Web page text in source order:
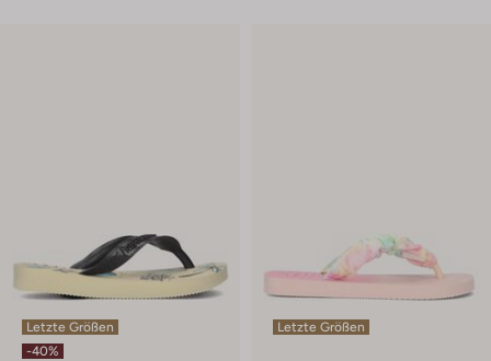
Letzte Größen
-40%
Letzte Größen